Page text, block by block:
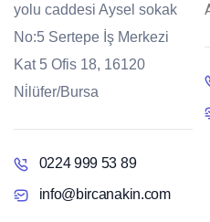
yolu caddesi Aysel sokak
No:5 Sertepe İş Merkezi
Kat 5 Ofis 18, 16120
Ni̇lüfer/Bursa
0224 999 53 89
info@bircanakin.com